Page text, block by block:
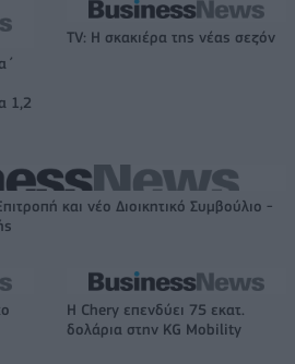
1,2
TV: Η σκακιέρα της νέας σεζόν
και νέο Διοικητικό Συμβούλιο -
Η Chery επενδύει 75 εκατ.
δολάρια στην KG Mobility